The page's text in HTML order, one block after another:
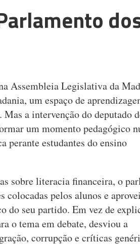
Assembleia Legislativa da
um espaço de
a intervenção do deputado
um momento pedagógico
perante estudantes do ensino
sobre literacia financeira, o
colocadas pelos alunos e
do seu partido. Em vez de
o tema em debate, desviou a
corrupção e críticas